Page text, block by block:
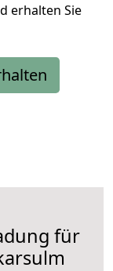
erhalten Sie
für